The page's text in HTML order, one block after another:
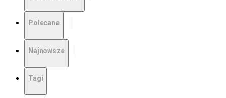
Polecane
Najnowsze
Tagi